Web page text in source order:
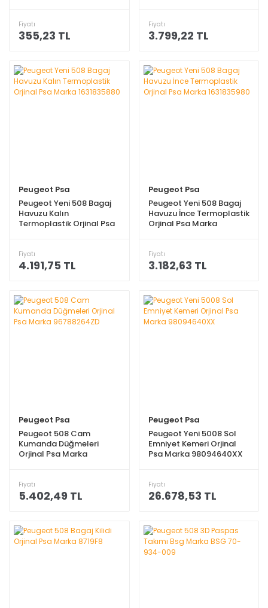
Fiyatı
355,23 TL
Fiyatı
3.799,22 TL
Peugeot Psa
Peugeot Yeni 508 Bagaj
Havuzu Kalın
Termoplastik Orjinal Psa
Fiyatı
4.191,75 TL
Peugeot Psa
Peugeot Yeni 508 Bagaj
Havuzu İnce Termoplastik
Orjinal Psa Marka
Fiyatı
3.182,63 TL
Peugeot Psa
Peugeot 508 Cam
Kumanda Düğmeleri
Orjinal Psa Marka
Fiyatı
5.402,49 TL
Peugeot Psa
Peugeot Yeni 5008 Sol
Emniyet Kemeri Orjinal
Psa Marka 98094640XX
Fiyatı
26.678,53 TL